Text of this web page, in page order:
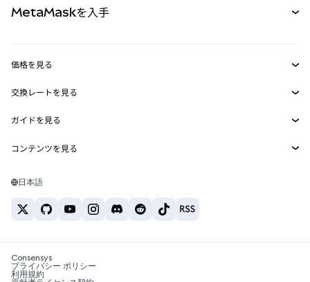
RWA
MetaMask Connect
Snaps
Web3サービス
MetaMaskを入手
セキュリティ
サポート
キャリア
お問い合わせ
価格を見る
イーサリアムの価格
Solanaの価格
Tetherの価格
交換レートを見る
ETH→USD
USDT→INR
BTC→INR
ETH→USDT
ガイドを見る
ETHの購入
USDTの購入
SHIBの購入
BNBの購入
コンテンツを見る
Solanaウォレット
税制関連ニュース
日本語
Consensys
プライバシー ポリシー
利用規約